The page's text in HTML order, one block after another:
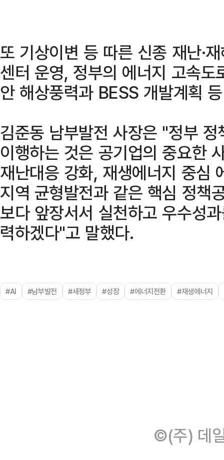
또 기상이변 등 따른 신종 재난·
센터 운영, 정부의 에너지 고속도
안 해상풍력과 BESS 개발계획
김준동 남부발전 사장은 "정부
이행하는 것은 공기업의 중요한
재난대응 강화, 재생에너지 중심
지역 균형발전과 같은 핵심 정책
보다 앞장서서 실천하고 우수성
력하겠다"고 말했다.
#AI #남부발전 #새정부 #성장 #에너지전환 #재생에너지
©(주) 데